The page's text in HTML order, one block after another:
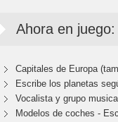
Ahora en juego:
Capitales de Europa
Escribe los planetas
Vocalista y grupo
Modelos de coches -